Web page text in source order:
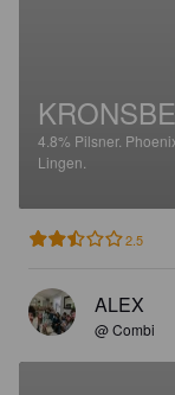
4.8% Pilsner.
Lingen.
2.5
ALEX
@ Combi